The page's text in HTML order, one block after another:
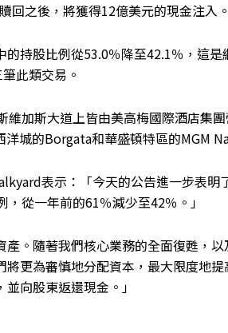
回之後，將獲得12億美元的現金注入。
持股比例從53.0％降至42.1％，這是
此類交易。
加斯大道上皆由美高梅國際酒店集團
城的Borgata和華盛頓特區的MGM
表示：「今天的公告進一步表明
從一年前的61％減少至42％。」
產。隨著我們核心業務的全面復甦，
更為審慎地分配資本，最大限度地
向股東返還現金。」